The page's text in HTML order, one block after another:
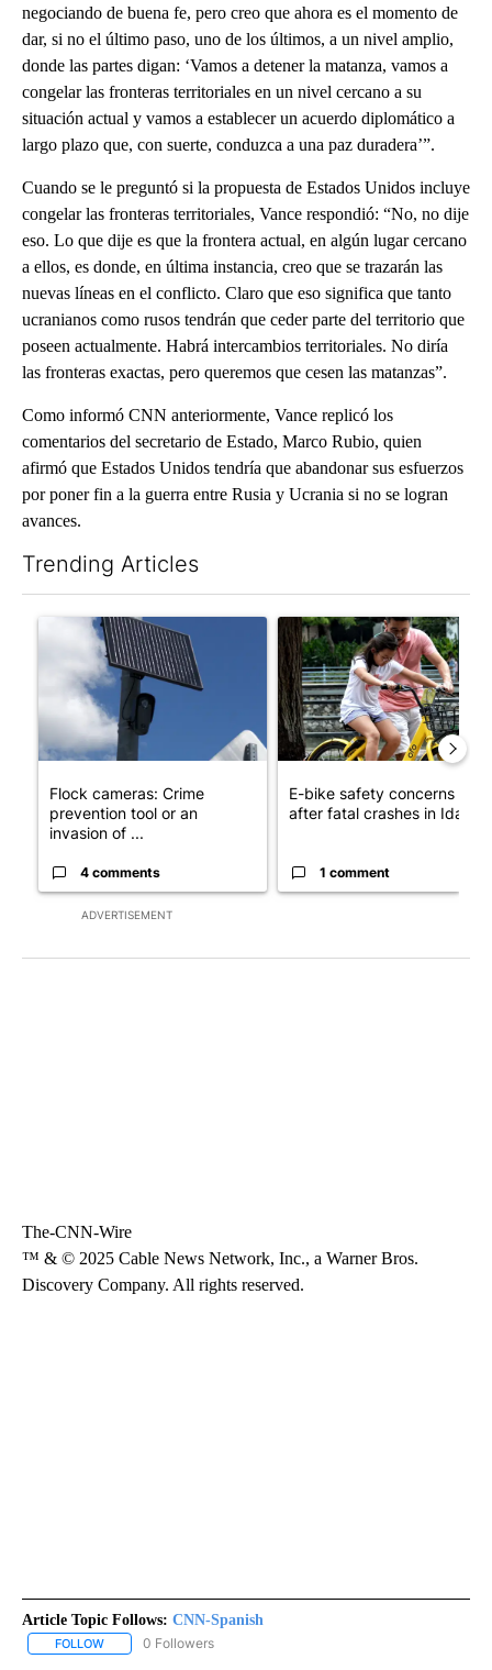
negociando de buena fe, pero creo que ahora es el momento de
dar, si no el último paso, uno de los últimos, a un nivel amplio,
donde las partes digan: ‘Vamos a detener la matanza, vamos a
congelar las fronteras territoriales en un nivel cercano a su
situación actual y vamos a establecer un acuerdo diplomático a
largo plazo que, con suerte, conduzca a una paz duradera’”.
Cuando se le preguntó si la propuesta de Estados Unidos incluye
congelar las fronteras territoriales, Vance respondió: “No, no dije
eso. Lo que dije es que la frontera actual, en algún lugar cercano
a ellos, es donde, en última instancia, creo que se trazarán las
nuevas líneas en el conflicto. Claro que eso significa que tanto
ucranianos como rusos tendrán que ceder parte del territorio que
poseen actualmente. Habrá intercambios territoriales. No diría
las fronteras exactas, pero queremos que cesen las matanzas”.
Como informó CNN anteriormente, Vance replicó los
comentarios del secretario de Estado, Marco Rubio, quien
afirmó que Estados Unidos tendría que abandonar sus esfuerzos
por poner fin a la guerra entre Rusia y Ucrania si no se logran
avances.
Trending Articles
ADVERTISEMENT
A trending article titled "Flock cameras: Crime prevention
Flock cameras: Crime
prevention tool or an
invasion of ...
4 comments
A trending article titled "E-
E-bike safety concerns
after fatal crashes in Idah...
1 comment
The-CNN-Wire
™ & © 2025 Cable News Network, Inc., a Warner Bros.
Discovery Company. All rights reserved.
Article Topic Follows: CNN-Spanish
FOLLOW FOLLOW "CNN-SPANISH" TO RECEIVE NOTIFICATIONS ABOUT
0 Followers